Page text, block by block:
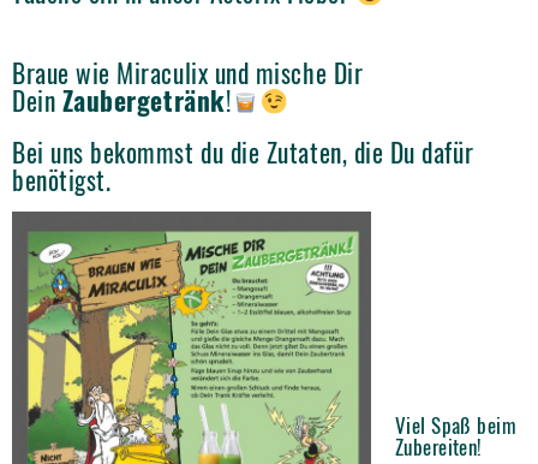
Braue wie Miraculix und mische Dir
DeinZaubergetränk!
Bei uns bekommst du die Zutaten, die Du dafür
benötigst.
Viel Spaß beim
Zubereiten!